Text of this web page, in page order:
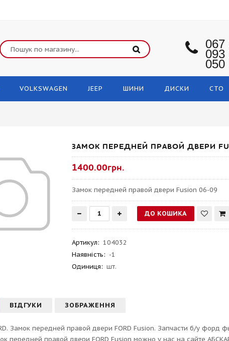
067
093
050
VOLKSWAGEN JEEP ШИНИ ДИСКИ СТО
ЗАМОК ПЕРЕДНЕЙ ПРАВОЙ ДВЕРИ
1400.00грн.
Замок передней правой двери Fusion 06-09
Артикул: 104032
Наявність: -1
Одиниця: шт.
ВІДГУКИ ЗОБРАЖЕННЯ
Замок передней правой двери FORD Fusion. Запчасти б/у форд
передней правой двери FORD Fusion можно у нас на сайте